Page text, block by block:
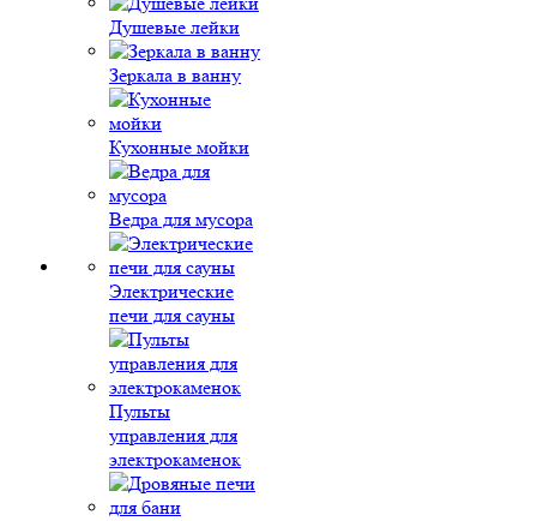
Душевые лейки
Зеркала в ванну
Кухонные мойки
Ведра для мусора
Электрические
печи для сауны
Пульты
управления для
электрокаменок